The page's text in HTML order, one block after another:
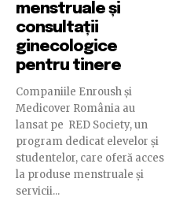
menstruale și
consultații
ginecologice
pentru tinere
Companiile Enroush și
Medicover România au
lansat pe RED Society, un
program dedicat elevelor și
studentelor, care oferă acces
la produse menstruale și
servicii...